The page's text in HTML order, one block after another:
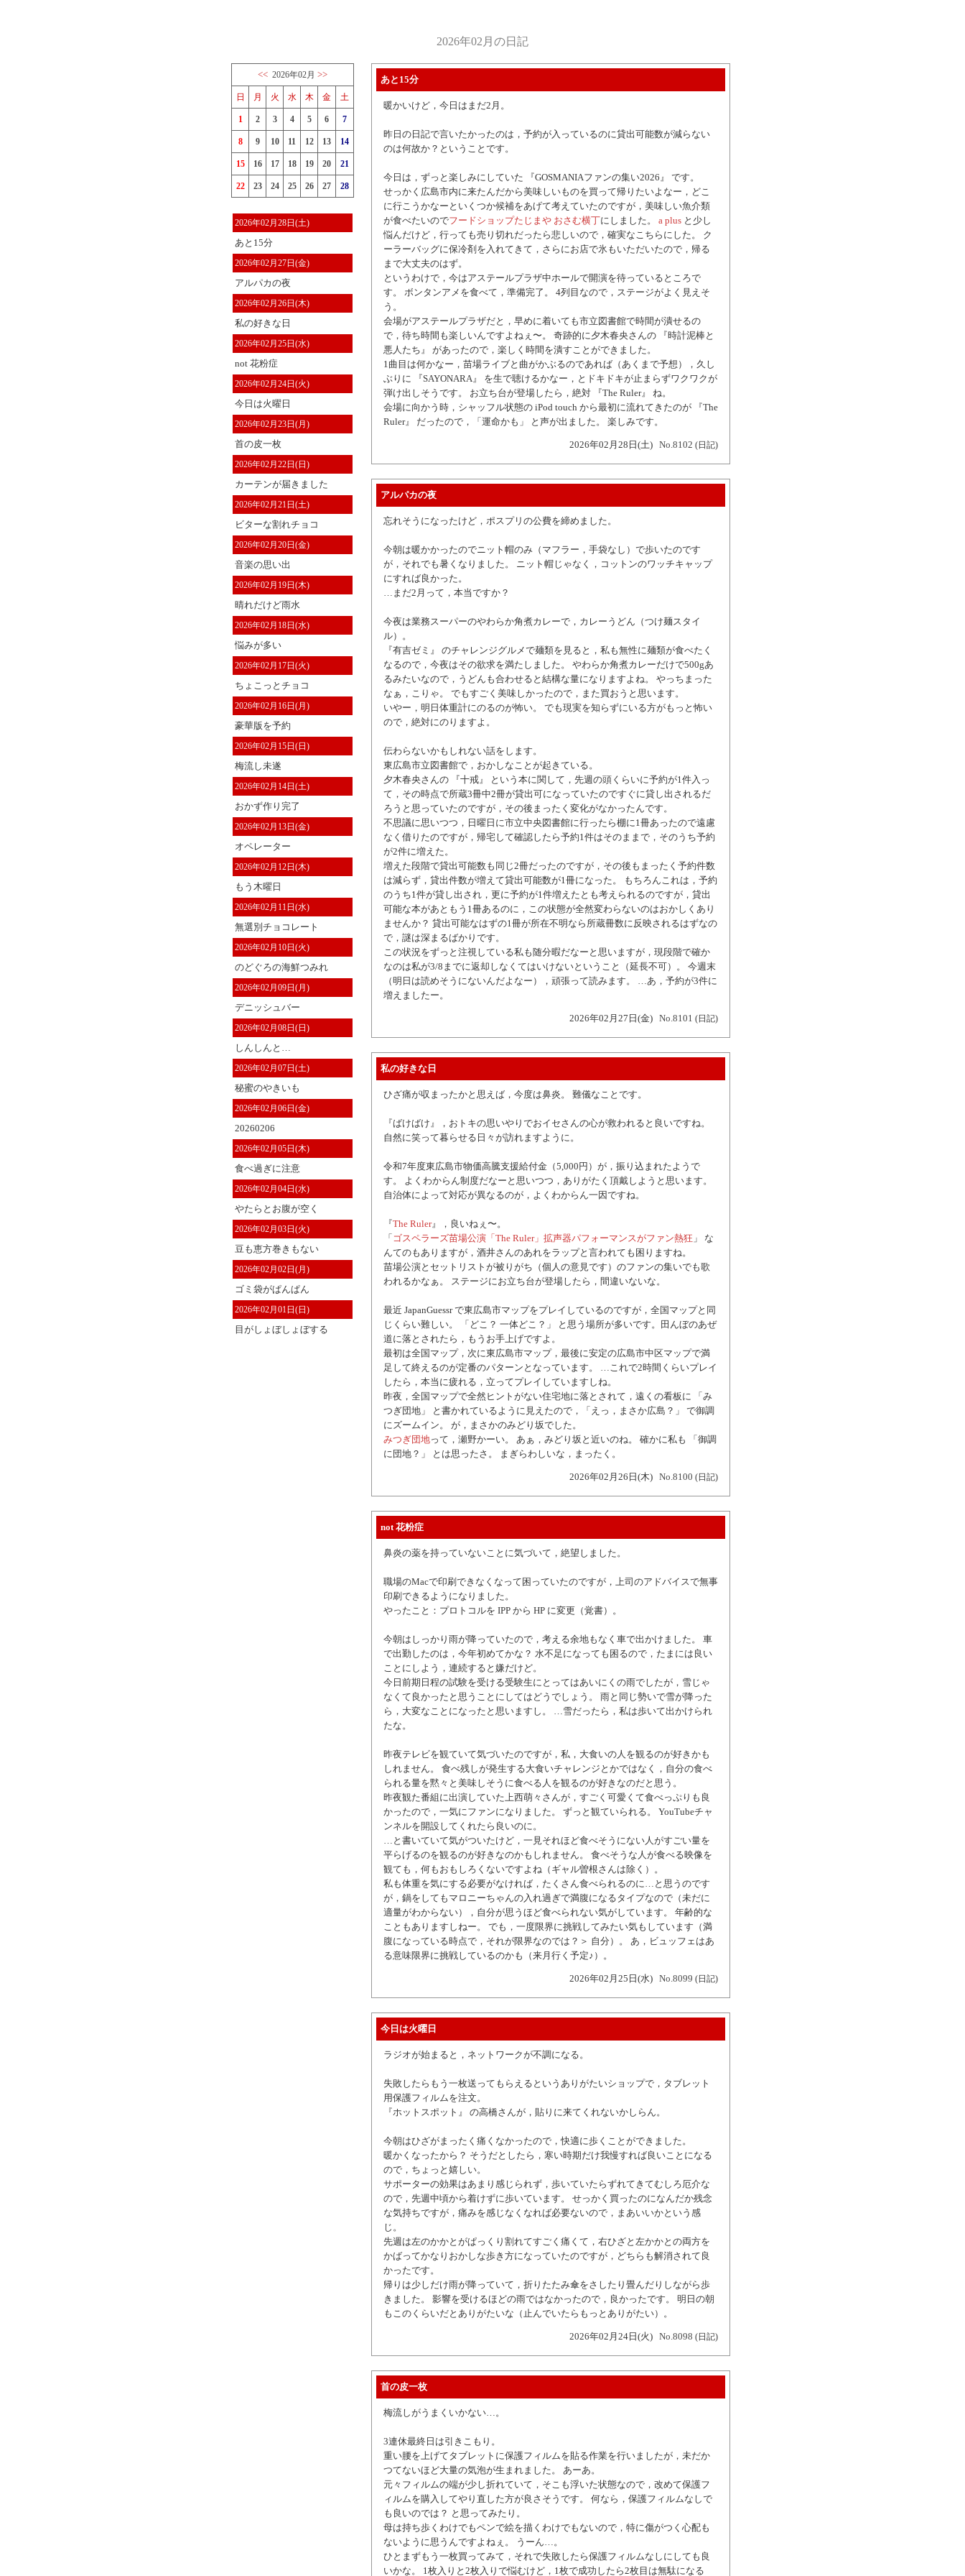
2026年02月の日記
<< 2026年02月 >>
日 月 火 水 木 金 土
1 2 3 4 5 6 7
8 9 10 11 12 13 14
15 16 17 18 19 20 21
22 23 24 25 26 27 28
2026年02月28日(土)
あと15分
2026年02月27日(金)
アルパカの夜
2026年02月26日(木)
私の好きな日
2026年02月25日(水)
not 花粉症
2026年02月24日(火)
今日は火曜日
2026年02月23日(月)
首の皮一枚
2026年02月22日(日)
カーテンが届きました
2026年02月21日(土)
ビターな割れチョコ
2026年02月20日(金)
音楽の思い出
2026年02月19日(木)
晴れだけど雨水
2026年02月18日(水)
悩みが多い
2026年02月17日(火)
ちょこっとチョコ
2026年02月16日(月)
豪華版を予約
2026年02月15日(日)
梅流し未遂
2026年02月14日(土)
おかず作り完了
2026年02月13日(金)
オペレーター
2026年02月12日(木)
もう木曜日
2026年02月11日(水)
無選別チョコレート
2026年02月10日(火)
のどぐろの海鮮つみれ
2026年02月09日(月)
デニッシュバー
2026年02月08日(日)
しんしんと…
2026年02月07日(土)
秘蜜のやきいも
2026年02月06日(金)
20260206
2026年02月05日(木)
食べ過ぎに注意
2026年02月04日(水)
やたらとお腹が空く
2026年02月03日(火)
豆も恵方巻きもない
2026年02月02日(月)
ゴミ袋がぱんぱん
2026年02月01日(日)
目がしょぼしょぼする
あと15分
暖かいけど，今日はまだ2月。
昨日の日記で言いたかったのは，予約が入っているのに貸出可能数が減らない
のは何故か？ということです。
今日は，ずっと楽しみにしていた 『GOSMANIAファンの集い2026』 です。
せっかく広島市内に来たんだから美味しいものを買って帰りたいよなー，どこ
に行こうかなーといくつか候補をあげて考えていたのですが，美味しい魚介類
が食べたいのでフードショップたじまや おさむ横丁にしました。 a plus と少し
悩んだけど，行っても売り切れだったら悲しいので，確実なこちらにした。 ク
ーラーバッグに保冷剤を入れてきて，さらにお店で氷もいただいたので，帰る
まで大丈夫のはず。
というわけで，今はアステールプラザ中ホールで開演を待っているところで
す。 ボンタンアメを食べて，準備完了。 4列目なので，ステージがよく見えそ
う。
会場がアステールプラザだと，早めに着いても市立図書館で時間が潰せるの
で，待ち時間も楽しいんですよねぇ〜。 奇跡的に夕木春央さんの 『時計泥棒と
悪人たち』 があったので，楽しく時間を潰すことができました。
1曲目は何かなー，苗場ライブと曲がかぶるのであれば（あくまで予想），久し
ぶりに 『SAYONARA』 を生で聴けるかなー，とドキドキが止まらずワクワクが
弾け出しそうです。 お立ち台が登場したら，絶対 『The Ruler』 ね。
会場に向かう時，シャッフル状態の iPod touch から最初に流れてきたのが 『The
Ruler』 だったので，「運命かも」 と声が出ました。 楽しみです。
2026年02月28日(土) No.8102 (日記)
アルパカの夜
忘れそうになったけど，ポスプリの公費を締めました。
今朝は暖かかったのでニット帽のみ（マフラー，手袋なし）で歩いたのです
が，それでも暑くなりました。 ニット帽じゃなく，コットンのワッチキャップ
にすれば良かった。
…まだ2月って，本当ですか？
今夜は業務スーパーのやわらか角煮カレーで，カレーうどん（つけ麺スタイ
ル）。
『有吉ゼミ』 のチャレンジグルメで麺類を見ると，私も無性に麺類が食べたく
なるので，今夜はその欲求を満たしました。 やわらか角煮カレーだけで500gあ
るみたいなので，うどんも合わせると結構な量になりますよね。 やっちまった
なぁ，こりゃ。 でもすごく美味しかったので，また買おうと思います。
いやー，明日体重計にのるのが怖い。 でも現実を知らずにいる方がもっと怖い
ので，絶対にのりますよ。
伝わらないかもしれない話をします。
東広島市立図書館で，おかしなことが起きている。
夕木春央さんの 『十戒』 という本に関して，先週の頭くらいに予約が1件入っ
て，その時点で所蔵3冊中2冊が貸出可になっていたのですぐに貸し出されるだ
ろうと思っていたのですが，その後まったく変化がなかったんです。
不思議に思いつつ，日曜日に市立中央図書館に行ったら棚に1冊あったので遠慮
なく借りたのですが，帰宅して確認したら予約1件はそのままで，そのうち予約
が2件に増えた。
増えた段階で貸出可能数も同じ2冊だったのですが，その後もまったく予約件数
は減らず，貸出件数が増えて貸出可能数が1冊になった。 もちろんこれは，予約
のうち1件が貸し出され，更に予約が1件増えたとも考えられるのですが，貸出
可能な本があともう1冊あるのに，この状態が全然変わらないのはおかしくあり
ませんか？ 貸出可能なはずの1冊が所在不明なら所蔵冊数に反映されるはずなの
で，謎は深まるばかりです。
この状況をずっと注視している私も随分暇だなーと思いますが，現段階で確か
なのは私が3/8までに返却しなくてはいけないということ（延長不可）。 今週末
（明日は読めそうにないんだよなー），頑張って読みます。 …あ，予約が3件に
増えましたー。
2026年02月27日(金) No.8101 (日記)
私の好きな日
ひざ痛が収まったかと思えば，今度は鼻炎。 難儀なことです。
『ばけばけ』，おトキの思いやりでおイセさんの心が救われると良いですね。
自然に笑って暮らせる日々が訪れますように。
令和7年度東広島市物価高騰支援給付金（5,000円）が，振り込まれたようで
す。 よくわからん制度だなーと思いつつ，ありがたく頂戴しようと思います。
自治体によって対応が異なるのが，よくわからん一因ですね。
『The Ruler』，良いねぇ〜。
「 ゴスペラーズ苗場公演「The Ruler」拡声器パフォーマンスがファン熱狂 」 な
んてのもありますが，酒井さんのあれをラップと言われても困りますね。
苗場公演とセットリストが被りがち（個人の意見です）のファンの集いでも歌
われるかなぁ。 ステージにお立ち台が登場したら，間違いないな。
最近 JapanGuessr で東広島市マップをプレイしているのですが，全国マップと同
じくらい難しい。 「どこ？ 一体どこ？」 と思う場所が多いです。田んぼのあぜ
道に落とされたら，もうお手上げですよ。
最初は全国マップ，次に東広島市マップ，最後に安定の広島市中区マップで満
足して終えるのが定番のパターンとなっています。 …これで2時間くらいプレイ
したら，本当に疲れる，立ってプレイしていますしね。
昨夜，全国マップで全然ヒントがない住宅地に落とされて，遠くの看板に 「み
つぎ団地」 と書かれているように見えたので，「えっ，まさか広島？」 で御調
にズームイン。 が，まさかのみどり坂でした。
みつぎ団地って，瀬野かーい。 あぁ，みどり坂と近いのね。 確かに私も 「御調
に団地？」 とは思ったさ。 まぎらわしいな，まったく。
2026年02月26日(木) No.8100 (日記)
not 花粉症
鼻炎の薬を持っていないことに気づいて，絶望しました。
職場のMacで印刷できなくなって困っていたのですが，上司のアドバイスで無事
印刷できるようになりました。
やったこと：プロトコルを IPP から HP に変更（覚書）。
今朝はしっかり雨が降っていたので，考える余地もなく車で出かけました。 車
で出勤したのは，今年初めてかな？ 水不足になっても困るので，たまには良い
ことにしよう，連続すると嫌だけど。
今日前期日程の試験を受ける受験生にとってはあいにくの雨でしたが，雪じゃ
なくて良かったと思うことにしてはどうでしょう。 雨と同じ勢いで雪が降った
ら，大変なことになったと思いますし。 …雪だったら，私は歩いて出かけられ
たな。
昨夜テレビを観ていて気づいたのですが，私，大食いの人を観るのが好きかも
しれません。 食べ残しが発生する大食いチャレンジとかではなく，自分の食べ
られる量を黙々と美味しそうに食べる人を観るのが好きなのだと思う。
昨夜観た番組に出演していた上西萌々さんが，すごく可愛くて食べっぷりも良
かったので，一気にファンになりました。 ずっと観ていられる。 YouTubeチャ
ンネルを開設してくれたら良いのに。
…と書いていて気がついたけど，一見それほど食べそうにない人がすごい量を
平らげるのを観るのが好きなのかもしれません。 食べそうな人が食べる映像を
観ても，何もおもしろくないですよね（ギャル曽根さんは除く）。
私も体重を気にする必要がなければ，たくさん食べられるのに…と思うのです
が，鍋をしてもマロニーちゃんの入れ過ぎで満腹になるタイプなので（未だに
適量がわからない），自分が思うほど食べられない気がしています。 年齢的な
こともありますしねー。 でも，一度限界に挑戦してみたい気もしています（満
腹になっている時点で，それが限界なのでは？＞ 自分）。 あ，ビュッフェはあ
る意味限界に挑戦しているのかも（来月行く予定♪）。
2026年02月25日(水) No.8099 (日記)
今日は火曜日
ラジオが始まると，ネットワークが不調になる。
失敗したらもう一枚送ってもらえるというありがたいショップで，タブレット
用保護フィルムを注文。
『ホットスポット』 の高橋さんが，貼りに来てくれないかしらん。
今朝はひざがまったく痛くなかったので，快適に歩くことができました。
暖かくなったから？ そうだとしたら，寒い時期だけ我慢すれば良いことになる
ので，ちょっと嬉しい。
サポーターの効果はあまり感じられず，歩いていたらずれてきてむしろ厄介な
ので，先週中頃から着けずに歩いています。 せっかく買ったのになんだか残念
な気持ちですが，痛みを感じなくなれば必要ないので，まあいいかという感
じ。
先週は左のかかとがぱっくり割れてすごく痛くて，右ひざと左かかとの両方を
かばってかなりおかしな歩き方になっていたのですが，どちらも解消されて良
かったです。
帰りは少しだけ雨が降っていて，折りたたみ傘をさしたり畳んだりしながら歩
きました。 影響を受けるほどの雨ではなかったので，良かったです。 明日の朝
もこのくらいだとありがたいな（止んでいたらもっとありがたい）。
2026年02月24日(火) No.8098 (日記)
首の皮一枚
梅流しがうまくいかない…。
3連休最終日は引きこもり。
重い腰を上げてタブレットに保護フィルムを貼る作業を行いましたが，未だか
つてないほど大量の気泡が生まれました。 あーあ。
元々フィルムの端が少し折れていて，そこも浮いた状態なので，改めて保護フ
ィルムを購入してやり直した方が良さそうです。 何なら，保護フィルムなしで
も良いのでは？ と思ってみたり。
母は持ち歩くわけでもペンで絵を描くわけでもないので，特に傷がつく心配も
ないように思うんですよねぇ。 うーん…。
ひとまずもう一枚買ってみて，それで失敗したら保護フィルムなしにしても良
いかな。 1枚入りと2枚入りで悩むけど，1枚で成功したら2枚目は無駄になる